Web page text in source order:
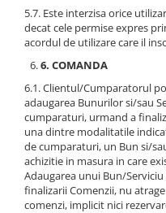
5.7. Este interzisa orice
decat cele permise expres
acordul de utilizare care il
6. COMANDA
6.1. Clientul/Cumparatorul
adaugarea Bunurilor si/sau
cumparaturi, urmand a
una dintre modalitatile
de cumparaturi, un Bun si/
achizitie in masura in care
Adaugarea unui Bun/
finalizarii Comenzii, nu
comenzi, implicit nici